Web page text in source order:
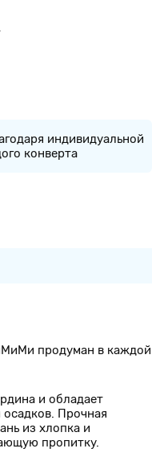
индивидуальной
конверта
продуман в каждой
и обладает
Прочная
из хлопка и
пропитку.